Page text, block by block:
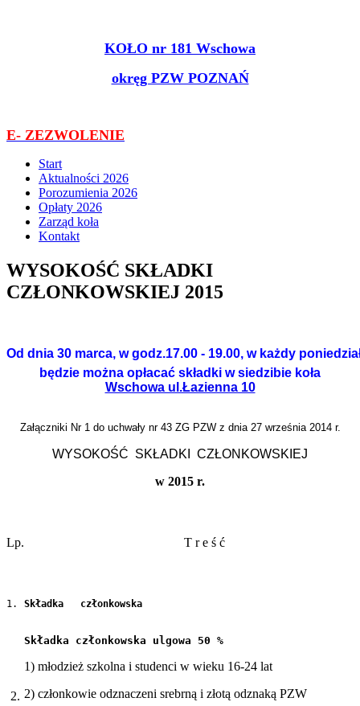
KOŁO nr 181 Wschowa
okręg PZW POZNAŃ
E- ZEZWOLENIE
Start
Aktualności 2026
Porozumienia 2026
Opłaty 2026
Zarząd koła
Kontakt
WYSOKOŚĆ SKŁADKI
CZŁONKOWSKIEJ 2015
Od dnia 30 marca, w godz.17.00 - 19.00, w każdy
będzie można opłacać składki w siedzibie koła
Wschowa ul.Łazienna 10
Załączniki Nr 1 do uchwały nr 43 ZG PZW z dnia 27 września 2014 r.
WYSOKOŚĆ  SKŁADKI  CZŁONKOWSKIEJ
w 2015 r.
Lp. T r e ś ć
1. Składka   członkowska
2.
Składka członkowska ulgowa 50 %
1) młodzież szkolna i studenci w wieku 16-24 lat
2) członkowie odznaczeni srebrną i złotą odznaką PZW